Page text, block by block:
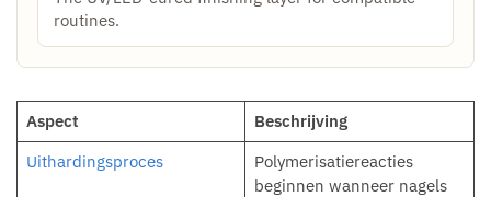
routines.
Aspect
Beschrijving
Uithardingsproces
Polymerisatiereacties
beginnen wanneer nagels